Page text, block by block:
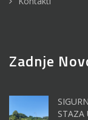
Zadnje
STAZA